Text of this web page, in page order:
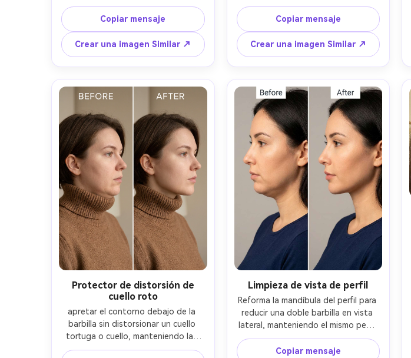
cara y tono de piel, el mismo
peinado y la misma pose; Preservar
la iluminación original y los detalles
de fondo, y mantener la textura
natural del cuello y las sombras
creíbles-AR 4:5
Copiar mensaje
Crear una imagen Similar ↗
expresión, el mismo peinado y los
mismos detalles del atuendo;
Preservar la textura de la tela y la
forma del cuello, con la iluminación
original y la dirección de la sombra
intactas-AR 4:5
Copiar mensaje
Crear una imagen Similar ↗
Protector de distorsión de
cuello roto
apretar el contorno debajo de la
barbilla sin distorsionar un cuello
tortuga o cuello, manteniendo las
mismas proporciones de cara y
Limpieza de vista de perfil
Reforma la mandíbula del perfil para
reducir una doble barbilla en vista
lateral, manteniendo el mismo perfil
de cara y nariz, el mismo peinado y el
mismo atuendo; Preservar los
Copiar mensaje